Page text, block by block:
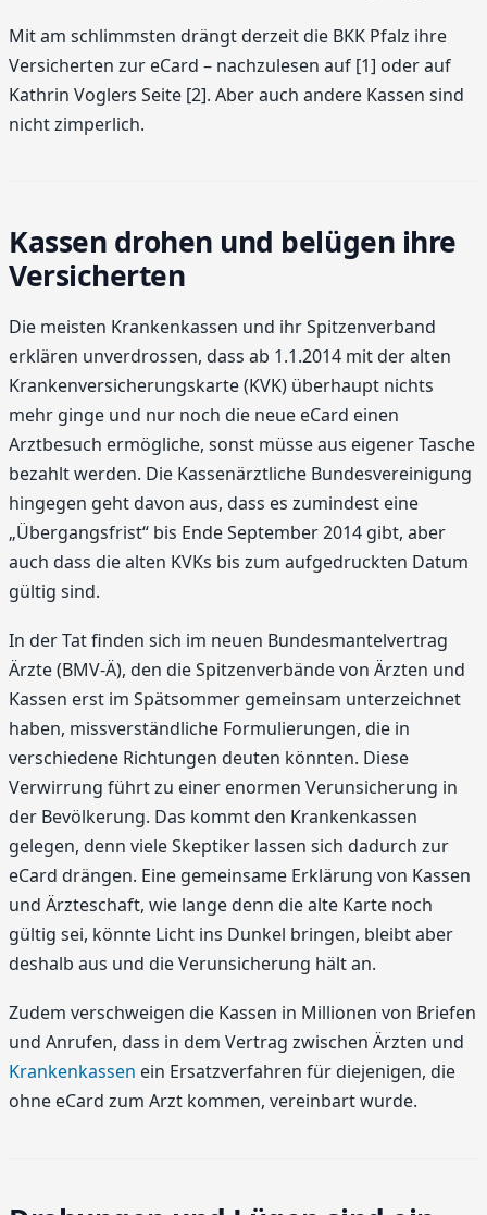
Mit am schlimmsten drängt derzeit die BKK Pfalz ihre
Versicherten zur eCard – nachzulesen auf [1] oder auf
Kathrin Voglers Seite [2]. Aber auch andere Kassen sind
nicht zimperlich.
Kassen drohen und belügen ihre
Versicherten
Die meisten Krankenkassen und ihr Spitzenverband
erklären unverdrossen, dass ab 1.1.2014 mit der alten
Krankenversicherungskarte (KVK) überhaupt nichts
mehr ginge und nur noch die neue eCard einen
Arztbesuch ermögliche, sonst müsse aus eigener Tasche
bezahlt werden. Die Kassenärztliche Bundesvereinigung
hingegen geht davon aus, dass es zumindest eine
„Übergangsfrist“ bis Ende September 2014 gibt, aber
auch dass die alten KVKs bis zum aufgedruckten Datum
gültig sind.
In der Tat finden sich im neuen Bundesmantelvertrag
Ärzte (BMV-Ä), den die Spitzenverbände von Ärzten und
Kassen erst im Spätsommer gemeinsam unterzeichnet
haben, missverständliche Formulierungen, die in
verschiedene Richtungen deuten könnten. Diese
Verwirrung führt zu einer enormen Verunsicherung in
der Bevölkerung. Das kommt den Krankenkassen
gelegen, denn viele Skeptiker lassen sich dadurch zur
eCard drängen. Eine gemeinsame Erklärung von Kassen
und Ärzteschaft, wie lange denn die alte Karte noch
gültig sei, könnte Licht ins Dunkel bringen, bleibt aber
deshalb aus und die Verunsicherung hält an.
Zudem verschweigen die Kassen in Millionen von Briefen
und Anrufen, dass in dem Vertrag zwischen Ärzten und
Krankenkassen ein Ersatzverfahren für diejenigen, die
ohne eCard zum Arzt kommen, vereinbart wurde.